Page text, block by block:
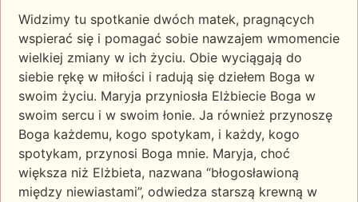
Widzimy tu spotkanie dwóch matek, pragnących
wspierać się i pomagać sobie nawzajem wmomencie
wielkiej zmiany w ich życiu. Obie wyciągają do
siebie rękę w miłości i radują się dziełem Boga w
swoim życiu. Maryja przyniosła Elżbiecie Boga w
swoim sercu i w swoim łonie. Ja również przynoszę
Boga każdemu, kogo spotykam, i każdy, kogo
spotykam, przynosi Boga mnie. Maryja, choć
większa niż Elżbieta, nazwana “błogosławioną
między niewiastami”, odwiedza starszą krewną w